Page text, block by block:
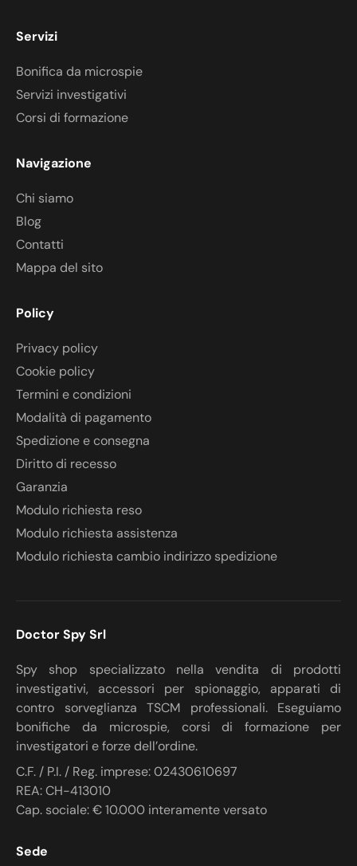
Servizi
Bonifica da microspie
Servizi investigativi
Corsi di formazione
Navigazione
Chi siamo
Blog
Contatti
Mappa del sito
Policy
Privacy policy
Cookie policy
Termini e condizioni
Modalità di pagamento
Spedizione e consegna
Diritto di recesso
Garanzia
Modulo richiesta reso
Modulo richiesta assistenza
Modulo richiesta cambio indirizzo spedizione
Doctor Spy Srl
Spy shop specializzato nella vendita di prodotti
investigativi, accessori per spionaggio, apparati di
contro sorveglianza TSCM professionali. Eseguiamo
bonifiche da microspie, corsi di formazione per
investigatori e forze dell’ordine.
C.F. / P.I. / Reg. imprese: 02430610697
REA: CH-413010
Cap. sociale: € 10.000 interamente versato
Sede